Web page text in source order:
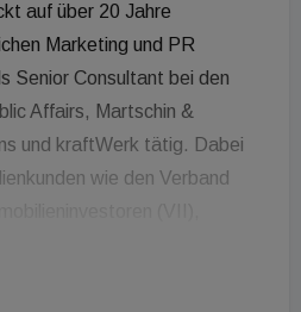
auf über 20 Jahre
Marketing und PR
Senior Consultant bei den
Affairs, Martschin &
und kraftWerk tätig. Dabei
wie den Verband